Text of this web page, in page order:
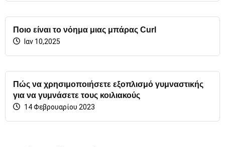
Ποιο είναι το νόημα μιας μπάρας Curl
Ιαν 10,2025
Πώς να χρησιμοποιήσετε εξοπλισμό γυμναστικής
για να γυμνάσετε τους κοιλιακούς
14 Φεβρουαρίου 2023